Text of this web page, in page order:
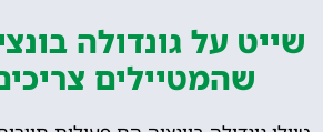
שייט על גונדולה
שהמטיילים